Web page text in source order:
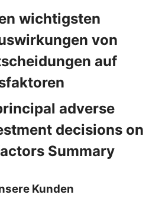
wichtigsten
von
auf
adverse
decisions on
Summary
Kunden